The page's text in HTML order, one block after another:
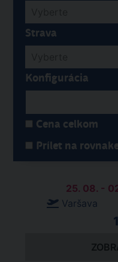
Strava
Konfigurácia
Cena celkom
Prílet na
25. 08. -
Varšava